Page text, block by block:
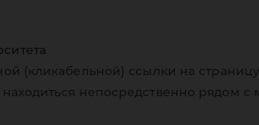
(кликабельной) ссылки на
непосредственно рядом